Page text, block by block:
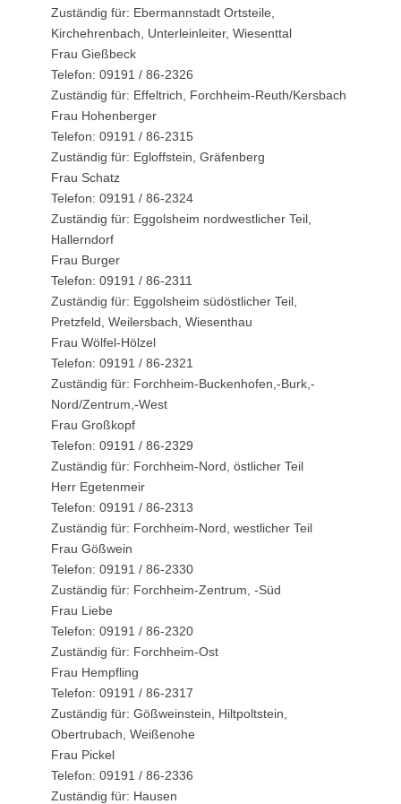
Zuständig für: Ebermannstadt Ortsteile,
Kirchehrenbach, Unterleinleiter, Wiesenttal
Frau Gießbeck
Telefon: 09191 / 86-2326
Zuständig für: Effeltrich, Forchheim-Reuth/Kersbach
Frau Hohenberger
Telefon: 09191 / 86-2315
Zuständig für: Egloffstein, Gräfenberg
Frau Schatz
Telefon: 09191 / 86-2324
Zuständig für: Eggolsheim nordwestlicher Teil,
Hallerndorf
Frau Burger
Telefon: 09191 / 86-2311
Zuständig für: Eggolsheim südöstlicher Teil,
Pretzfeld, Weilersbach, Wiesenthau
Frau Wölfel-Hölzel
Telefon: 09191 / 86-2321
Zuständig für: Forchheim-Buckenhofen,-Burk,-
Nord/Zentrum,-West
Frau Großkopf
Telefon: 09191 / 86-2329
Zuständig für: Forchheim-Nord, östlicher Teil
Herr Egetenmeir
Telefon: 09191 / 86-2313
Zuständig für: Forchheim-Nord, westlicher Teil
Frau Gößwein
Telefon: 09191 / 86-2330
Zuständig für: Forchheim-Zentrum, -Süd
Frau Liebe
Telefon: 09191 / 86-2320
Zuständig für: Forchheim-Ost
Frau Hempfling
Telefon: 09191 / 86-2317
Zuständig für: Gößweinstein, Hiltpoltstein,
Obertrubach, Weißenohe
Frau Pickel
Telefon: 09191 / 86-2336
Zuständig für: Hausen